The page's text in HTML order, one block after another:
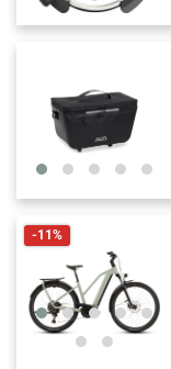
-11%